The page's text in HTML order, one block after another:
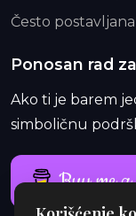
Često
Ponosan rad
Ako ti je barem
simboličnu
Buy me a